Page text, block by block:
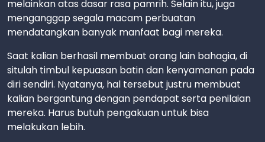
melainkan atas dasar rasa pamrih. Selain itu, juga
menganggap segala macam perbuatan
mendatangkan banyak manfaat bagi mereka.
Saat kalian berhasil membuat orang lain bahagia, di
situlah timbul kepuasan batin dan kenyamanan pada
diri sendiri. Nyatanya, hal tersebut justru membuat
kalian bergantung dengan pendapat serta penilaian
mereka. Harus butuh pengakuan untuk bisa
melakukan lebih.